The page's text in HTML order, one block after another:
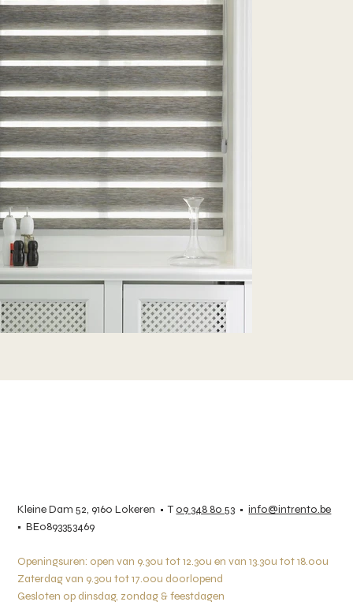
Kleine Dam 52, 9160 Lokeren • T09 348 80 53 •info@intrento.be
• BE0893353469
Openingsuren: open van 9.30u tot 12.30u en van 13.30u tot 18.00u
Zaterdag van 9.30u tot 17.00u doorlopend
Gesloten op dinsdag, zondag & feestdagen